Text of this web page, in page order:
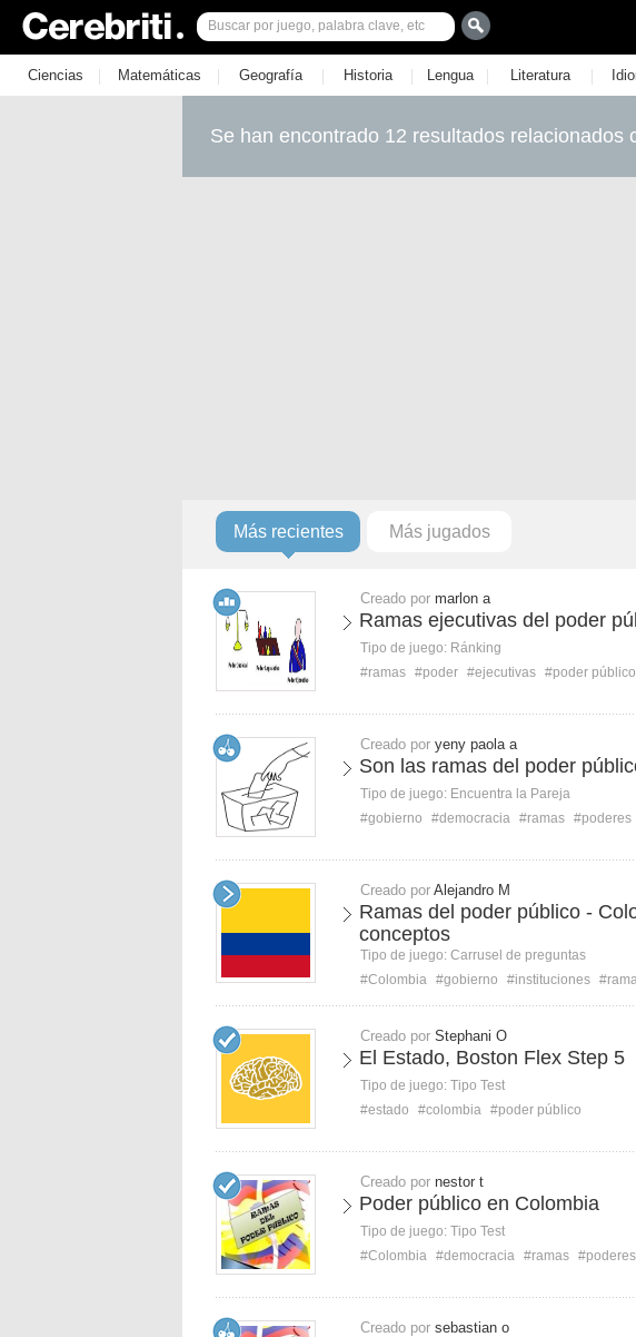
Ciencias | Matemáticas | Geografía | Historia | Lengua | Literatura |
Se han encontrado 12 resultados relacionados
Más recientes Más jugados
Creado por marlon a
Ramas ejecutivas del poder
Tipo de juego: Ránking
#ramas #poder #ejecutivas #poder público
Creado por yeny paola a
Son las ramas del poder
Tipo de juego: Encuentra la Pareja
#gobierno
#democracia #ramas #poderes
Creado por Alejandro M
Ramas del poder público -
conceptos
Tipo de juego: Carrusel de preguntas
#Colombia #gobierno #instituciones
Creado por Stephani O
El Estado, Boston Flex Step 5
Tipo de juego: Tipo Test
#estado
#colombia #poder público
Creado por nestor t
Poder público en Colombia
Tipo de juego: Tipo Test
#Colombia #democracia #ramas #poderes
Creado por sebastian o